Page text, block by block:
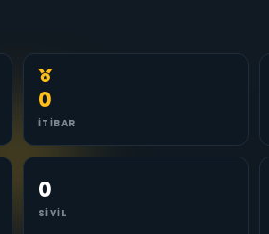
0
İTIBAR
0
SIVIL